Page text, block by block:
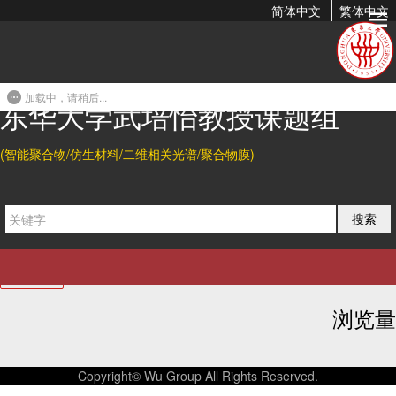
简体中文 繁体中文
东华大学武培怡教授课题组
(智能聚合物/仿生材料/二维相关光谱/聚合物膜)
搜索
联系我们
上海市松江区人民北路2999号
东华大学 松江校区
邮编: 201620
分享我们
浏览量
Copyright© Wu Group All Rights Reserved.
加载中，请稍后...